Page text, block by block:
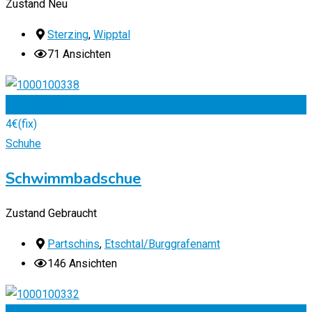
Zustand Neu
Sterzing, Wipptal
71 Ansichten
4€(fix)
Schuhe
Schwimmbadschue
Zustand Gebraucht
Partschins, Etschtal/Burggrafenamt
146 Ansichten